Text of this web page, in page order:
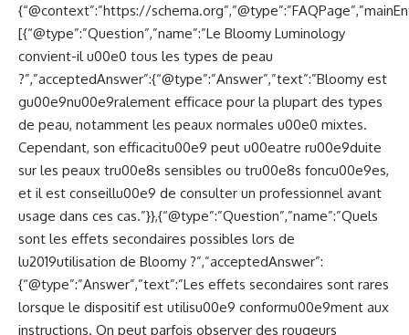
{“@context”:”https://
[{“@type”:”Question”,”name”:”Le Bloomy Luminology
convient-il u00e0 tous les types de peau
?”,”acceptedAnswer”:{“@type”:”Answer”,”text”:”Bloomy est
gu00e9nu00e9ralement efficace pour la plupart des types
de peau, notamment les peaux normales u00e0 mixtes.
Cependant, son efficacitu00e9 peut u00eatre ru00e9duite
sur les peaux tru00e8s sensibles ou tru00e8s foncu00e9es,
et il est conseillu00e9 de consulter un professionnel avant
usage dans ces cas.”}},{“@type”:”Question”,”name”:”Quels
sont les effets secondaires possibles lors de
lu2019utilisation de Bloomy ?”,”acceptedAnswer”:
{“@type”:”Answer”,”text”:”Les effets secondaires sont rares
lorsque le dispositif est utilisu00e9 conformu00e9ment aux
instructions. On peut parfois observer des rougeurs